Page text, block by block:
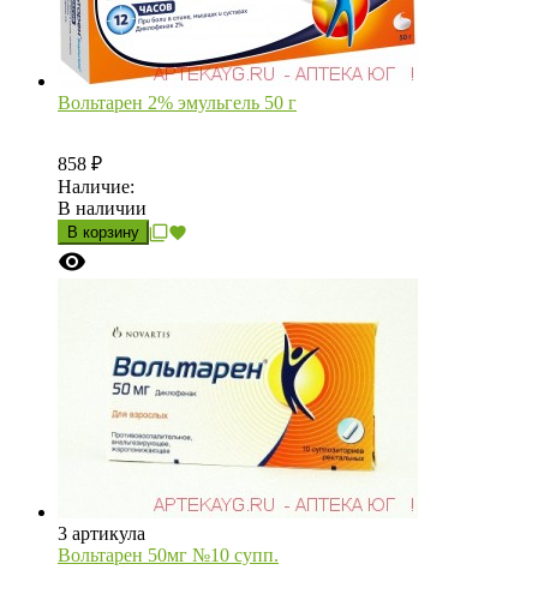
Вольтарен 2% эмульгель 50 г
858 ₽
Наличие:
В наличии
В корзину
3 артикула
Вольтарен 50мг №10 супп.